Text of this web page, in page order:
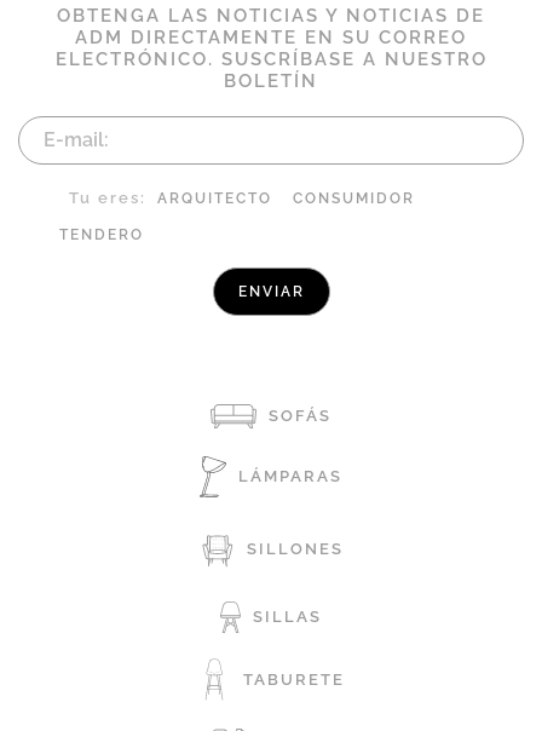
OBTENGA LAS NOTICIAS Y NOTICIAS DE
ADM DIRECTAMENTE EN SU CORREO
ELECTRÓNICO. SUSCRÍBASE A NUESTRO
BOLETÍN
Tu eres: ARQUITECTO CONSUMIDOR
TENDERO
SOFÁS
LÁMPARAS
SILLONES
SILLAS
TABURETE